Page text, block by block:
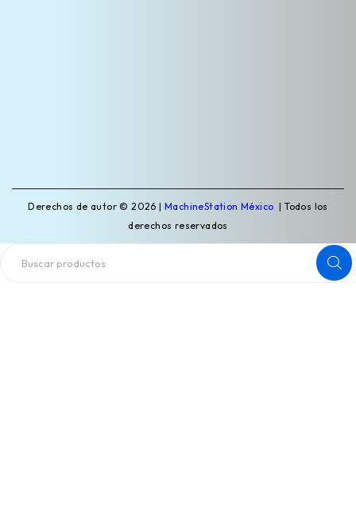
Derechos de autor © 2026 |MachineStation México | Todos los
derechos reservados